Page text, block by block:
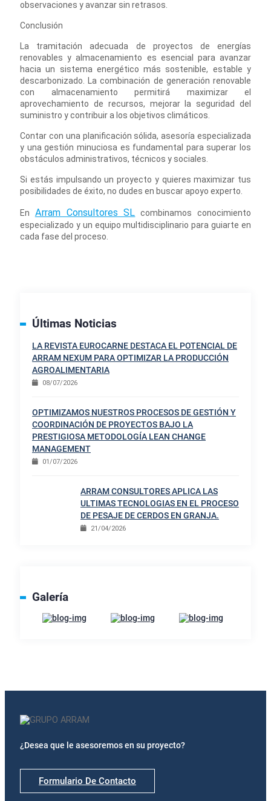
observaciones y avanzar sin retrasos.
Conclusión
La tramitación adecuada de proyectos de energías
renovables y almacenamiento es esencial para avanzar
hacia un sistema energético más sostenible, estable y
descarbonizado. La combinación de generación renovable
con almacenamiento permitirá maximizar el
aprovechamiento de recursos, mejorar la seguridad del
suministro y contribuir a los objetivos climáticos.
Contar con una planificación sólida, asesoría especializada
y una gestión minuciosa es fundamental para superar los
obstáculos administrativos, técnicos y sociales.
Si estás impulsando un proyecto y quieres maximizar tus
posibilidades de éxito, no dudes en buscar apoyo experto.
En Arram Consultores SL combinamos conocimiento
especializado y un equipo multidisciplinario para guiarte en
cada fase del proceso.
Últimas Noticias
LA REVISTA EUROCARNE DESTACA EL POTENCIAL DE
ARRAM NEXUM PARA OPTIMIZAR LA PRODUCCIÓN
AGROALIMENTARIA
08/07/2026
OPTIMIZAMOS NUESTROS PROCESOS DE GESTIÓN Y
COORDINACIÓN DE PROYECTOS BAJO LA
PRESTIGIOSA METODOLOGÍA LEAN CHANGE
MANAGEMENT
01/07/2026
ARRAM CONSULTORES APLICA LAS
ULTIMAS TECNOLOGIAS EN EL PROCESO
DE PESAJE DE CERDOS EN GRANJA.
21/04/2026
Galería
¿Desea que le asesoremos en su proyecto?
Formulario De Contacto